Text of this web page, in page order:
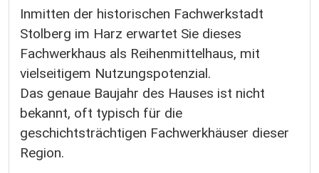
Inmitten der historischen Fachwerkstadt
Stolberg im Harz erwartet Sie dieses
Fachwerkhaus als Reihenmittelhaus, mit
vielseitigem Nutzungspotenzial.
Das genaue Baujahr des Hauses ist nicht
bekannt, oft typisch für die
geschichtsträchtigen Fachwerkhäuser dieser
Region.